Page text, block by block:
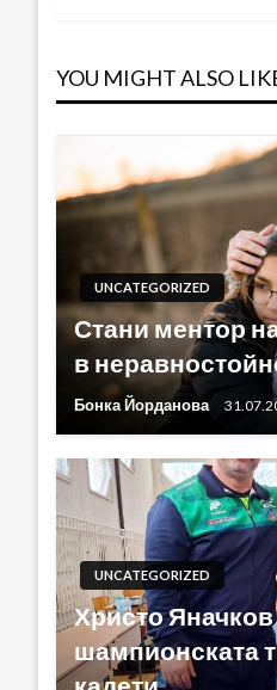
YOU MIGHT ALSO
UNCATEGORIZED
Стани ментор
в
Бонка Йорданова
UNCATEGORIZED
Христо
шампионската